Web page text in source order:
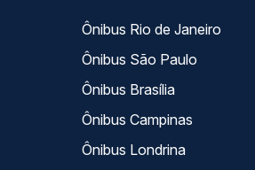
Ônibus Rio de Janeiro
Ônibus São Paulo
Ônibus Brasília
Ônibus Campinas
Ônibus Londrina